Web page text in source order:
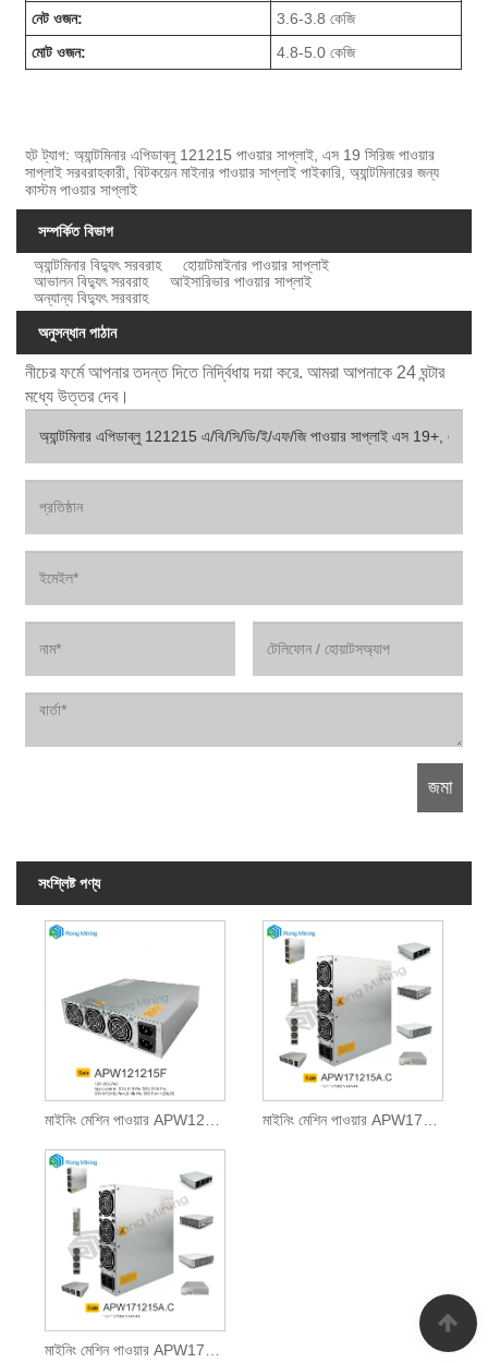
নেট ওজন:
3.6-3.8 কেজি
মোট ওজন:
4.8-5.0 কেজি
হট ট্যাগ: অ্যান্টমিনার এপিডাব্লু 121215 পাওয়ার সাপ্লাই, এস 19 সিরিজ পাওয়ার
সাপ্লাই সরবরাহকারী, বিটকয়েন মাইনার পাওয়ার সাপ্লাই পাইকারি, অ্যান্টমিনারের জন্য
কাস্টম পাওয়ার সাপ্লাই
সম্পর্কিত বিভাগ
অ্যান্টমিনার বিদ্যুৎ সরবরাহ
হোয়াটমাইনার পাওয়ার সাপ্লাই
আভালন বিদ্যুৎ সরবরাহ
আইসারিভার পাওয়ার সাপ্লাই
অন্যান্য বিদ্যুৎ সরবরাহ
অনুসন্ধান পাঠান
নীচের ফর্মে আপনার তদন্ত দিতে নির্দ্বিধায় দয়া করে. আমরা আপনাকে 24 ঘন্টার
মধ্যে উত্তর দেব।
সংশ্লিষ্ট পণ্য